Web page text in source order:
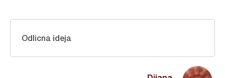
Odlicna ideja